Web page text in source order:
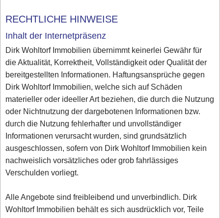
RECHTLICHE HINWEISE
Inhalt der Internetpräsenz
Dirk Wohltorf Immobilien übernimmt keinerlei Gewähr für
die Aktualität, Korrektheit, Vollständigkeit oder Qualität der
bereitgestellten Informationen. Haftungsansprüche gegen
Dirk Wohltorf Immobilien, welche sich auf Schäden
materieller oder ideeller Art beziehen, die durch die Nutzung
oder Nichtnutzung der dargebotenen Informationen bzw.
durch die Nutzung fehlerhafter und unvollständiger
Informationen verursacht wurden, sind grundsätzlich
ausgeschlossen, sofern von Dirk Wohltorf Immobilien kein
nachweislich vorsätzliches oder grob fahrlässiges
Verschulden vorliegt.
Alle Angebote sind freibleibend und unverbindlich. Dirk
Wohltorf Immobilien behält es sich ausdrücklich vor, Teile